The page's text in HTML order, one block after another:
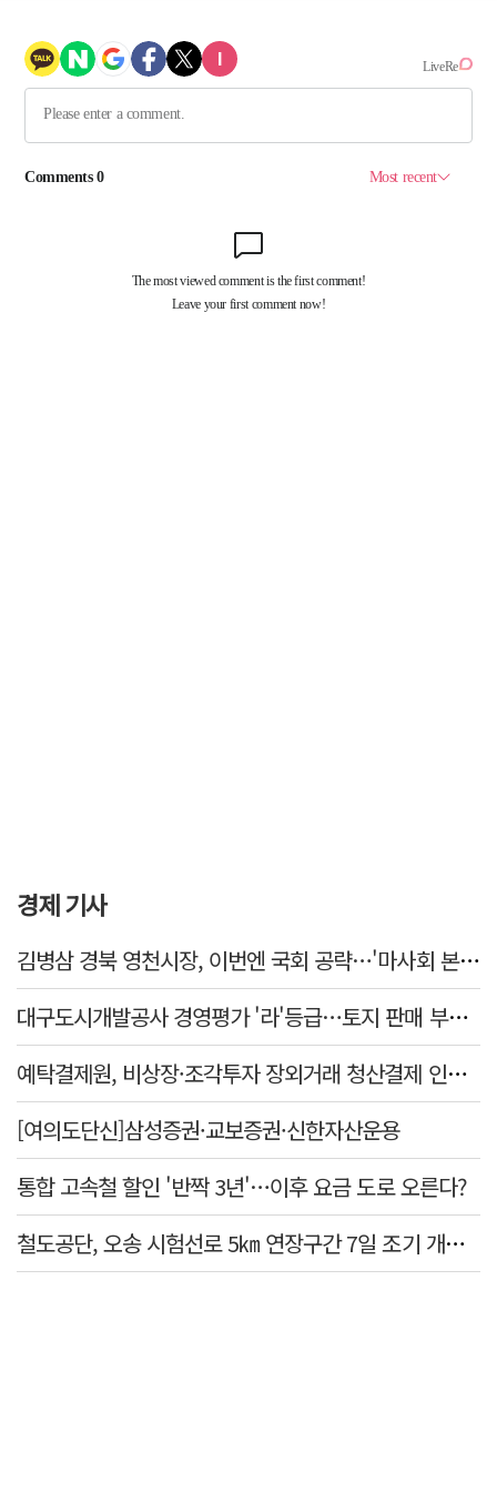
경제 기사
김병삼 경북 영천시장, 이번엔 국회 공략…'마사회 본사 이전·광역교통망 확충' 요청
대구도시개발공사 경영평가 '라'등급…토지 판매 부진에 1년 만에 두 단계 '뚝'
예탁결제원, 비상장·조각투자 장외거래 청산결제 인프라 구축 착수…연내 가동
[여의도단신]삼성증권·교보증권·신한자산운용
통합 고속철 할인 '반짝 3년'…이후 요금 도로 오른다?
철도공단, 오송 시험선로 5㎞ 연장구간 7일 조기 개통…LA 메트로 사업 지원